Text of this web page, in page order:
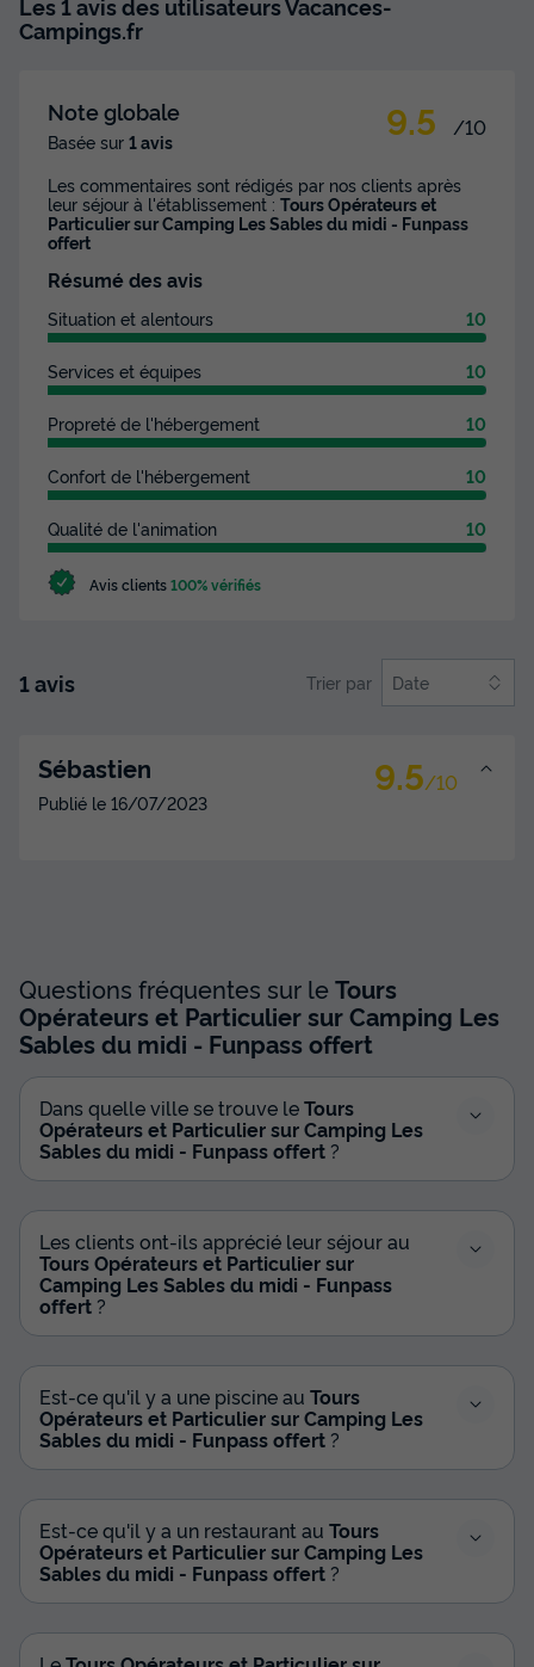
Campings.fr
Note globale
Basée sur 1 avis 9.5 /10
Les commentaires sont rédigés par nos clients après
leur séjour à l'établissement : Tours Opérateurs et
Particulier sur Camping Les Sables du midi - Funpass
offert
Résumé des avis
Situation et alentours 10
Services et équipes 10
Propreté de l'hébergement 10
Confort de l'hébergement 10
Qualité de l'animation 10
Avis clients100% vérifiés
1 avis Trier par Date
Sébastien 9.5/10
Publié le 16/07/2023
Questions fréquentes sur leTours
Opérateurs et Particulier sur Camping Les
Sables du midi - Funpass offert
Dans quelle ville se trouve leTours
Opérateurs et Particulier sur Camping Les
Sables du midi - Funpass offert ?
Les clients ont-ils apprécié leur séjour au
Tours Opérateurs et Particulier sur
Camping Les Sables du midi - Funpass
offert ?
Est-ce qu'il y a une piscine au Tours
Opérateurs et Particulier sur Camping Les
Sables du midi - Funpass offert ?
Est-ce qu'il y a un restaurant au Tours
Opérateurs et Particulier sur Camping Les
Sables du midi - Funpass offert ?